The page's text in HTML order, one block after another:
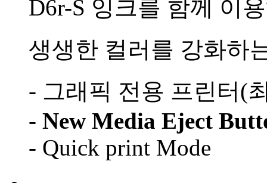
D6r-S 잉크를 함께 이
생생한 컬러를 강화하
- 그래픽 전용 프린터(
- New Media Eject
- Quick print Mode